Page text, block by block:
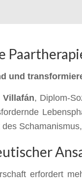
und
Villafán, Diplom-
erfordert